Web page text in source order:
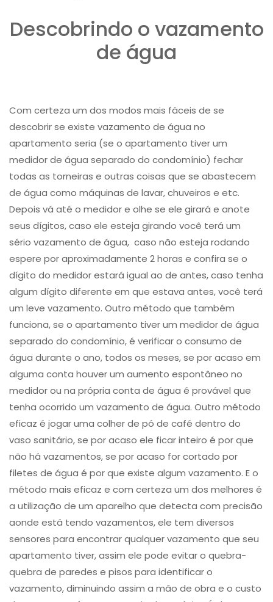
Descobrindo o vazamento
de água
Com certeza um dos modos mais fáceis de se
descobrir se existe vazamento de água no
apartamento seria (se o apartamento tiver um
medidor de água separado do condomínio) fechar
todas as torneiras e outras coisas que se abastecem
de água como máquinas de lavar, chuveiros e etc.
Depois vá até o medidor e olhe se ele girará e anote
seus dígitos, caso ele esteja girando você terá um
sério ​vazamento de água, ​ caso não esteja rodando
espere por aproximadamente 2 horas e confira se o
dígito do medidor estará igual ao de antes, caso tenha
algum dígito diferente em que estava antes, você terá
um leve vazamento. Outro método que também
funciona, se o apartamento tiver um medidor de água
separado do condomínio, é verificar o consumo de
água durante o ano, todos os meses, se por acaso em
alguma conta houver um aumento espontâneo no
medidor ou na própria conta de água é provável que
tenha ocorrido um vazamento de água. Outro método
eficaz é jogar uma colher de pó de café dentro do
vaso sanitário, se por acaso ele ficar inteiro é por que
não há vazamentos, se por acaso for cortado por
filetes de água é por que existe algum vazamento. E o
método mais eficaz e com certeza um dos melhores é
a utilização de um aparelho que detecta com precisão
aonde está tendo vazamentos, ele tem diversos
sensores para encontrar qualquer vazamento que seu
apartamento tiver, assim ele pode evitar o quebra-
quebra de paredes e pisos para identificar o
vazamento, diminuindo assim a mão de obra e o custo